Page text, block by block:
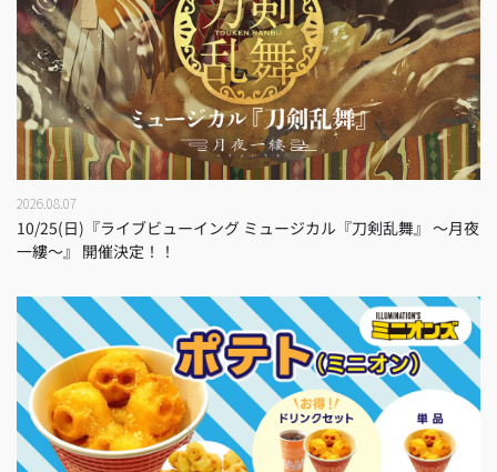
2026.08.07
10/25(日)『ライブビューイング ミュージカル『刀剣乱舞』 ～月夜
一縷～』 開催決定！！